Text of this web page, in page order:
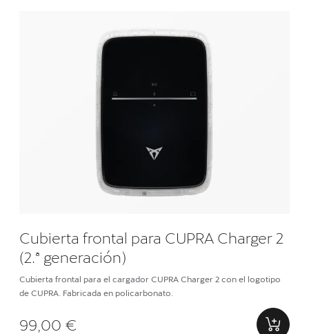
Cubierta frontal para CUPRA Charger 2
(2.ª generación)
Cubierta frontal para el cargador CUPRA Charger 2 con el logotipo
de CUPRA. Fabricada en policarbonato.
99,00 €